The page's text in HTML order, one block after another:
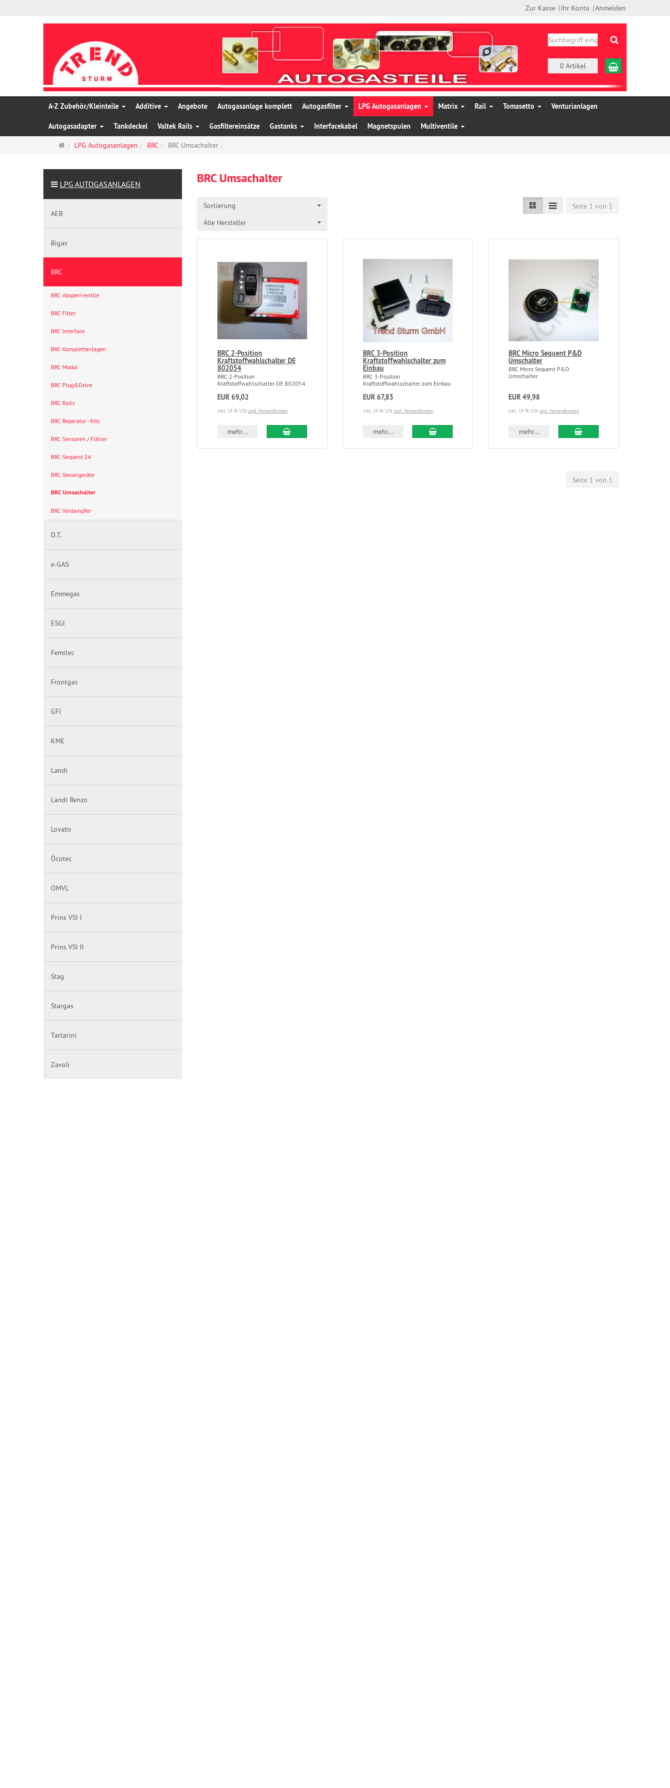
Zur Kasse Ihr Konto Anmelden
0 Artikel Warenkorb
A-Z Zubehör/Kleinteile Additive Angebote Autogasanlage komplett Autogasfilter LPG Autogasanlagen Matrix Rail Tomasetto Venturianlagen
Autogasadapter Tankdeckel Valtek Rails Gasfiltereinsätze Gastanks Interfacekabel Magnetspulen Multiventile
Startseite
LPG Autogasanlagen BRC BRC Umsachalter
BRC Umsachalter
Sortierung
Alle Hersteller
Seite 1 von 1
BRC 2-Position
Kraftstoffwahlschalter DE
802054
BRC 2-Position
Kraftstoffwahlschalter DE 802054
EUR 69,02
inkl. 19 % USt zzgl. Versandkosten
mehr...
BRC 3-Position
Kraftstoffwahlschalter zum
Einbau
BRC 3-Position
Kraftstoffwahlschalter zum Einbau
EUR 67,83
inkl. 19 % USt zzgl. Versandkosten
mehr...
BRC Micro Sequent P&D
Umschalter
BRC Micro Sequent P&D
Umschalter
EUR 49,98
inkl. 19 % UStzzgl. Versandkosten
mehr...
Seite 1 von 1
LPG AUTOGASANLAGEN
AEB
Bigas
BRC
BRC Absperrventile
BRC Filter
BRC Interface
BRC Komplettanlagen
BRC Modul
BRC Plug&Drive
BRC Rails
BRC Reparatur - Kits
BRC Sensoren / Fühler
BRC Sequent 24
BRC Steuergeräte
BRC Umsachalter
BRC Verdampfer
D.T.
e-GAS
Emmegas
ESGI
Femitec
Frontgas
GFI
KME
Landi
Landi Renzo
Lovato
Öcotec
OMVL
Prins VSI I
Prins VSI II
Stag
Stargas
Tartarini
Zavoli